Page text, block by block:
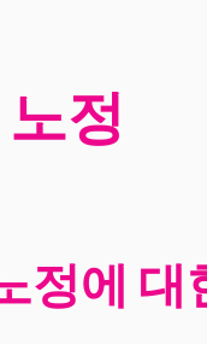
정
정에 대